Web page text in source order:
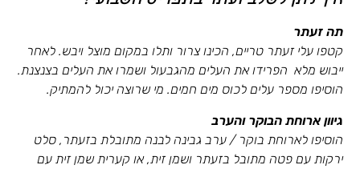
תה זעתר
קטפו עלי זעתר טריים, הכינו צרור ותלו במקום מוצל ויבש. לאחר
ייבוש מלא הפרידו את העלים מהגבעול ושמרו את העלים בצנצנת.
הוסיפו מספר עלים לכוס מים חמים. מי שרוצה יכול להמתיק.
גיוון ארוחת הבוקר והערב
הוסיפו לארוחת בוקר / ערב גבינה לבנה מתובלת בזעתר, סלט
ירקות עם פטה מתובל בזעתר ושמן זית, או קערית שמן זית עם